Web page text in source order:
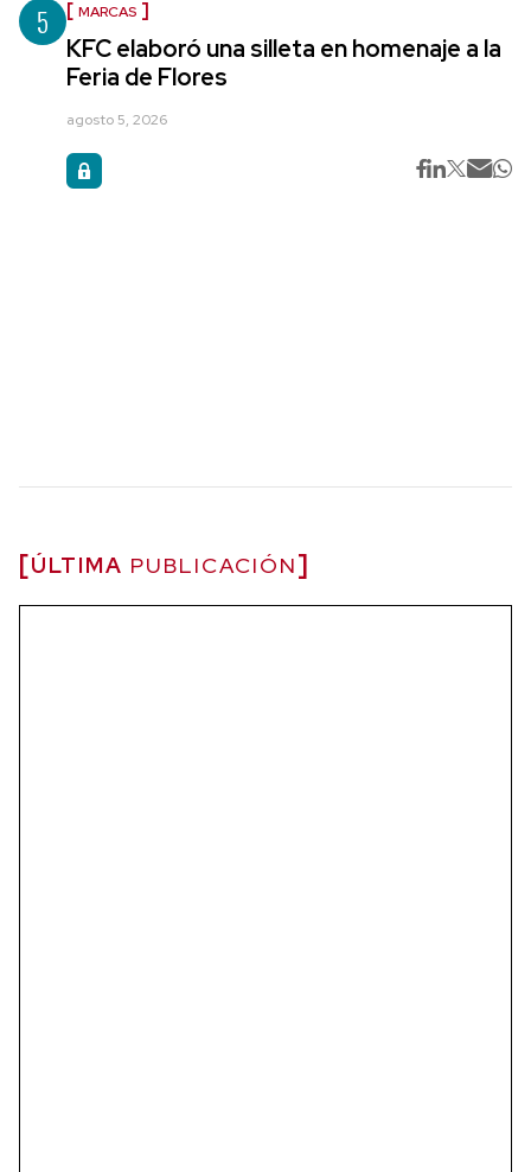
5 MARCAS
KFC elaboró una silleta en homenaje a la
Feria de Flores
agosto 5, 2026
ÚLTIMA PUBLICACIÓN